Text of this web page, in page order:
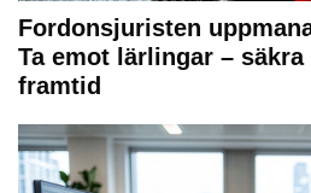
Fordonsjuristen
Ta emot lärlingar –
framtid